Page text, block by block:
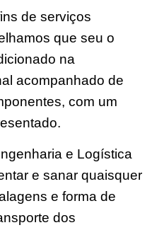
de serviços
que seu o
na
acompanhado de
com um
e Logística
e sanar quaisquer
e forma de
dos